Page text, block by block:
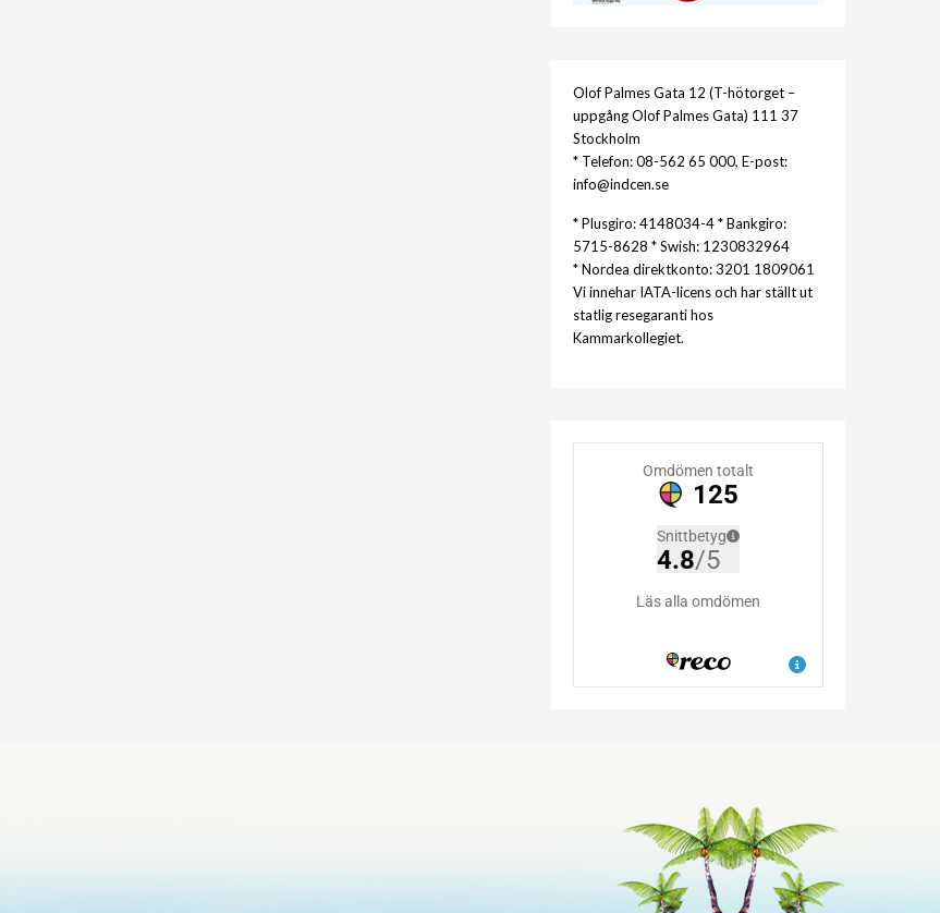
Olof Palmes Gata 12 (T-hötorget –
uppgång Olof Palmes Gata) 111 37
Stockholm
* Telefon: 08-562 65 000, E-post:
info@indcen.se
* Plusgiro: 4148034-4 * Bankgiro:
5715-8628 * Swish: 1230832964
* Nordea direktkonto: 3201 1809061
Vi innehar IATA-licens och har ställt ut
statlig resegaranti hos
Kammarkollegiet.